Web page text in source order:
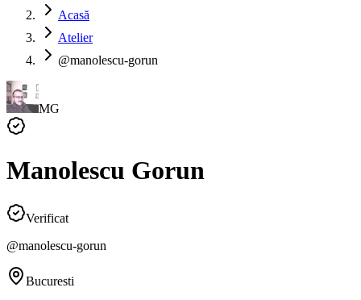
Acasă
Atelier
@manolescu-gorun
MG
Manolescu Gorun
Verificat
@manolescu-gorun
Bucuresti